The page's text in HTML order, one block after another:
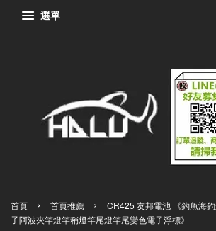
選單
首頁 › 首頁推薦 ›
CR425 友邦電池 《釣魚海
子阿波夾竿燈竿稍燈竿尾燈竿尾變色電子浮標》